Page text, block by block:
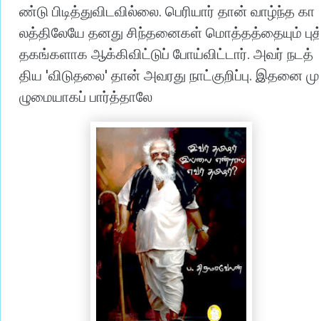
ண்டு பிடித்துவிடவில்லை. பெரியார் தான் வாழ்ந்த கா
லத்திலேயே தனது சிந்தனைகள் மொத்தத்தையும்
தகங்களாக ஆக்கிவிட்டுப் போய்விட்டார். அவர் நடத்
திய 'விடுதலை' தான் அவரது நாட்குறிப்பு. இதனை மு
ழுமையாகப் பார்த்தாலே